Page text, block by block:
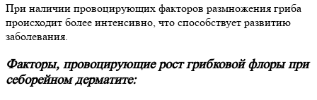
При наличии провоцирующих факторов размножения гриба
происходит более интенсивно, что способствует развитию
заболевания.
Факторы, провоцирующие рост грибковой флоры при
себорейном дерматите: